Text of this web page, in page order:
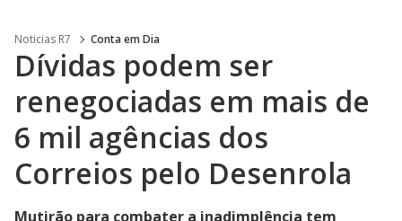
Noticias R7 Conta em Dia
Dívidas podem ser
renegociadas em mais de
6 mil agências dos
Correios pelo Desenrola
Mutirão para combater a inadimplência tem